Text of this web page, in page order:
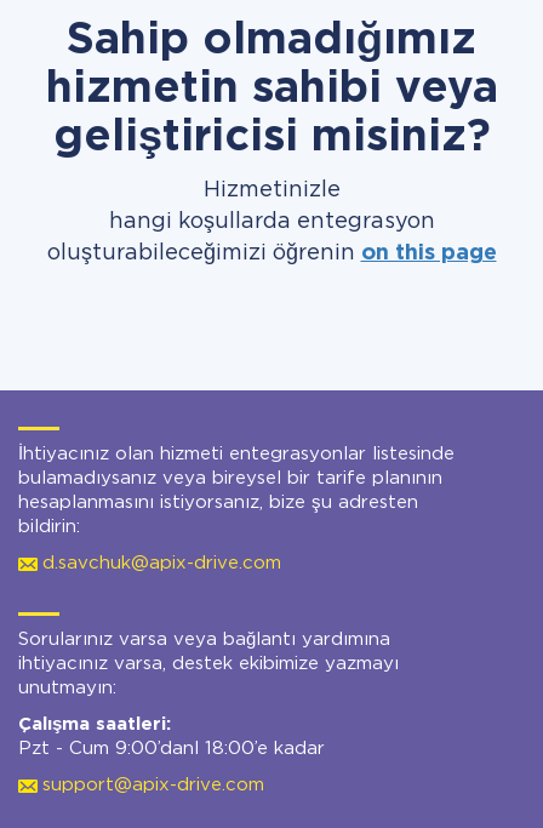
Sahip olmadığımız
hizmetin sahibi veya
geliştiricisi misiniz?
Hizmetinizle
hangi koşullarda entegrasyon
oluşturabileceğimizi öğrenin on this page
İhtiyacınız olan hizmeti entegrasyonlar listesinde
bulamadıysanız veya bireysel bir tarife planının
hesaplanmasını istiyorsanız, bize şu adresten
bildirin:
d.savchuk@apix-drive.com
Sorularınız varsa veya bağlantı yardımına
ihtiyacınız varsa, destek ekibimize yazmayı
unutmayın:
Çalışma saatleri:
Pzt - Cum 9:00’danl 18:00’e kadar
support@apix-drive.com